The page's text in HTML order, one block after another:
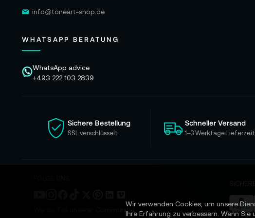
info@toneart-shop.de
WHATSAPP BERATUNG
WhatsApp advice
+493 222 103 2839
Sichere Bestellung
SSL verschlüsselt
Schneller Versand
1–3 Werktage Lieferzeit
Werde Teil unserer Community!
Wir verwenden Cookies, um unsere
Ihre Erfahrung zu verbessern. Wenn